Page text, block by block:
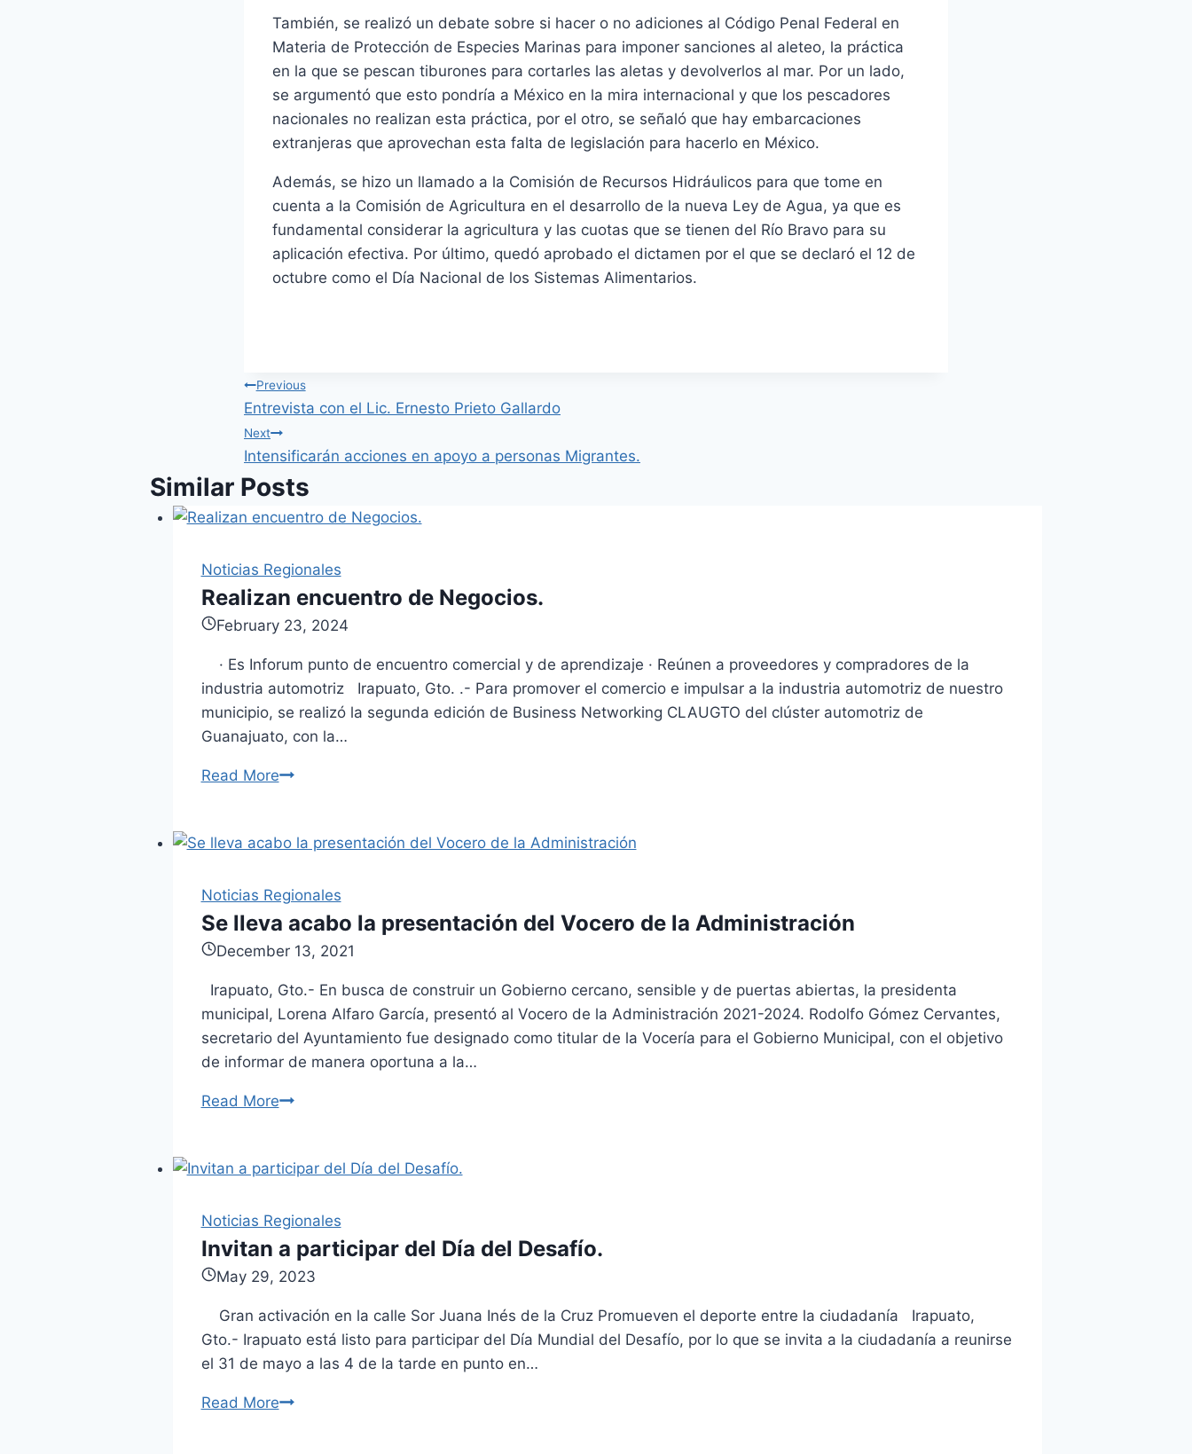
También, se realizó un debate sobre si hacer o no adiciones al Código Penal Federal en
Materia de Protección de Especies Marinas para imponer sanciones al aleteo, la práctica
en la que se pescan tiburones para cortarles las aletas y devolverlos al mar. Por un lado,
se argumentó que esto pondría a México en la mira internacional y que los pescadores
nacionales no realizan esta práctica, por el otro, se señaló que hay embarcaciones
extranjeras que aprovechan esta falta de legislación para hacerlo en México.
Además, se hizo un llamado a la Comisión de Recursos Hidráulicos para que tome en
cuenta a la Comisión de Agricultura en el desarrollo de la nueva Ley de Agua, ya que es
fundamental considerar la agricultura y las cuotas que se tienen del Río Bravo para su
aplicación efectiva. Por último, quedó aprobado el dictamen por el que se declaró el 12 de
octubre como el Día Nacional de los Sistemas Alimentarios.
Post
navigation
Previous
Entrevista con el Lic. Ernesto Prieto Gallardo
Next
Intensificarán acciones en apoyo a personas Migrantes.
Similar Posts
Noticias Regionales
Realizan encuentro de Negocios.
February 23, 2024
· Es Inforum punto de encuentro comercial y de aprendizaje · Reúnen a proveedores y compradores de la
industria automotriz Irapuato, Gto. .- Para promover el comercio e impulsar a la industria automotriz de nuestro
municipio, se realizó la segunda edición de Business Networking CLAUGTO del clúster automotriz de
Guanajuato, con la…
Read MoreRealizan
Negocios.
Noticias Regionales
Se lleva acabo la presentación del Vocero de la Administración
December 13, 2021
Irapuato, Gto.- En busca de construir un Gobierno cercano, sensible y de puertas abiertas, la presidenta
municipal, Lorena Alfaro García, presentó al Vocero de la Administración 2021-2024. Rodolfo Gómez Cervantes,
secretario del Ayuntamiento fue designado como titular de la Vocería para el Gobierno Municipal, con el objetivo
de informar de manera oportuna a la…
Read MoreSe
la
del
Vocero
de
Administración
Noticias Regionales
Invitan a participar del Día del Desafío.
May 29, 2023
Gran activación en la calle Sor Juana Inés de la Cruz Promueven el deporte entre la ciudadanía Irapuato,
Gto.- Irapuato está listo para participar del Día Mundial del Desafío, por lo que se invita a la ciudadanía a reunirse
el 31 de mayo a las 4 de la tarde en punto en…
Read MoreInvitan